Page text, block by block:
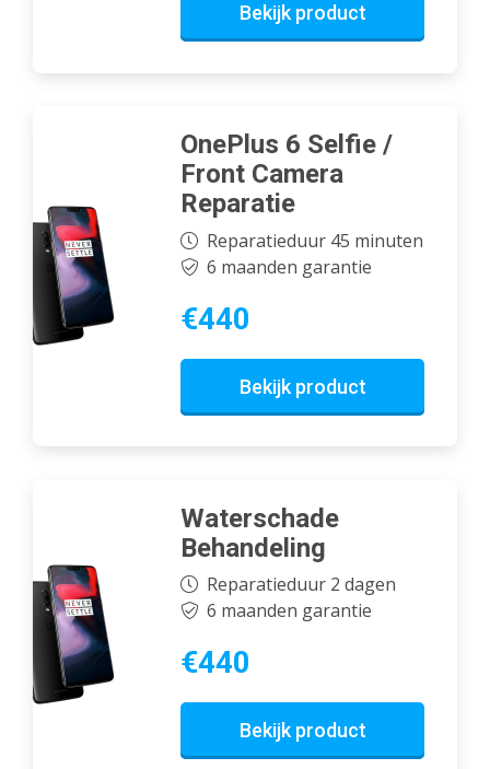
Bekijk product
OnePlus 6 Selfie /
Front Camera
Reparatie
Reparatieduur 45 minuten
6 maanden garantie
€440
Bekijk product
Waterschade
Behandeling
Reparatieduur 2 dagen
6 maanden garantie
€440
Bekijk product